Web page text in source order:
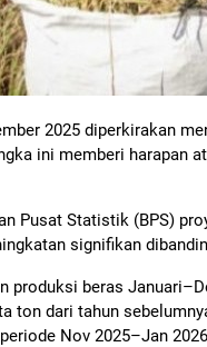
2025 diperkirakan
ini memberi harapan
Pusat Statistik (BPS)
signifikan
produksi beras
ton dari tahun
Nov 2025–Jan